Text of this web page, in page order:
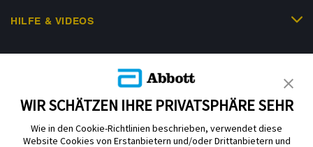
HILFE & VIDEOS
WIR SCHÄTZEN IHRE PRIVATSPHÄRE SEHR
Wie in den Cookie-Richtlinien beschrieben, verwendet diese
Website Cookies von Erstanbietern und/oder Drittanbietern und